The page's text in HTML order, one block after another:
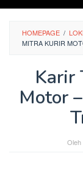
HOMEPAGE /
MITRA KURIR
Karir
Motor
Oleh